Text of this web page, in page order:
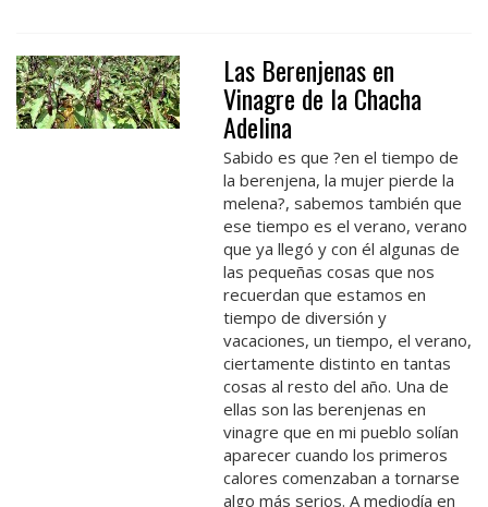
Las Berenjenas en
Vinagre de la Chacha
Adelina
Sabido es que ?en el tiempo de
la berenjena, la mujer pierde la
melena?, sabemos también que
ese tiempo es el verano, verano
que ya llegó y con él algunas de
las pequeñas cosas que nos
recuerdan que estamos en
tiempo de diversión y
vacaciones, un tiempo, el verano,
ciertamente distinto en tantas
cosas al resto del año. Una de
ellas son las berenjenas en
vinagre que en mi pueblo solían
aparecer cuando los primeros
calores comenzaban a tornarse
algo más serios. A mediodía en